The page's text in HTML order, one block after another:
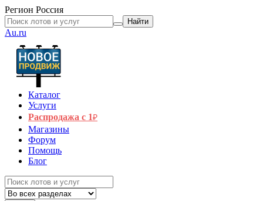
Регион Россия
Найти
Au.ru
Каталог
Услуги
Распродажа с 1₽
Магазины
Форум
Помощь
Блог